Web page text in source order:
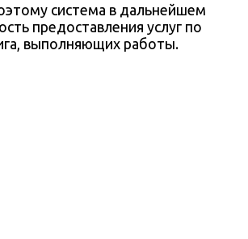
система в дальнейшем
предоставления услуг по
выполняющих работы.